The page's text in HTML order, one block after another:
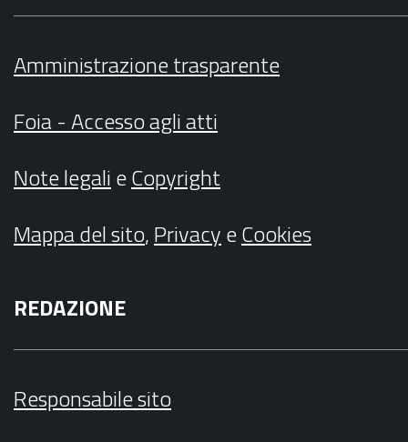
Amministrazione trasparente
Foia - Accesso agli atti
Note legalieCopyright
Mappa del sito,PrivacyeCookies
REDAZIONE
Responsabile sito